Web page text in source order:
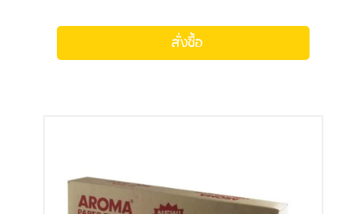
สั่งซื้อ